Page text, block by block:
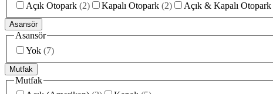
Açık Otopark (2) Kapalı Otopark (2) Açık & Kapalı Otopark
Asansör
Asansör
Yok (7)
Mutfak
Mutfak